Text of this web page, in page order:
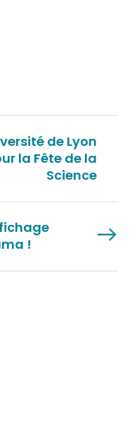
de Lyon
la Fête de la
Science
!